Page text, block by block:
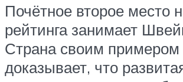
Почётное второе место
рейтинга занимает
Страна своим примером
доказывает, что